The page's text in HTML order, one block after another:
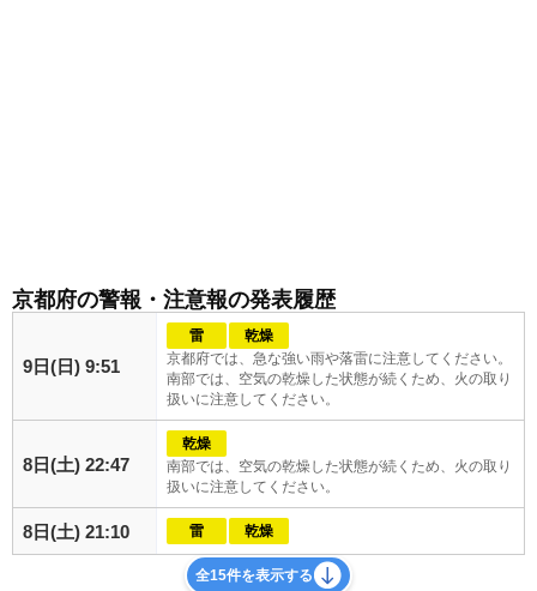
京都府の警報・注意報の発表履歴
9日(日) 9:51
雷
乾燥
京都府では、急な強い雨や落雷に注意してください。
南部では、空気の乾燥した状態が続くため、火の取り
扱いに注意してください。
8日(土) 22:47
乾燥
南部では、空気の乾燥した状態が続くため、火の取り
扱いに注意してください。
8日(土) 21:10 雷 乾燥
全15件を表示する